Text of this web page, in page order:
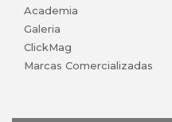
Academia
Galeria
ClickMag
Marcas Comercializadas